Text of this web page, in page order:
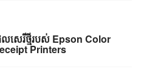
សេរី​ថ្មី​របស់​ Epson Color
Printers